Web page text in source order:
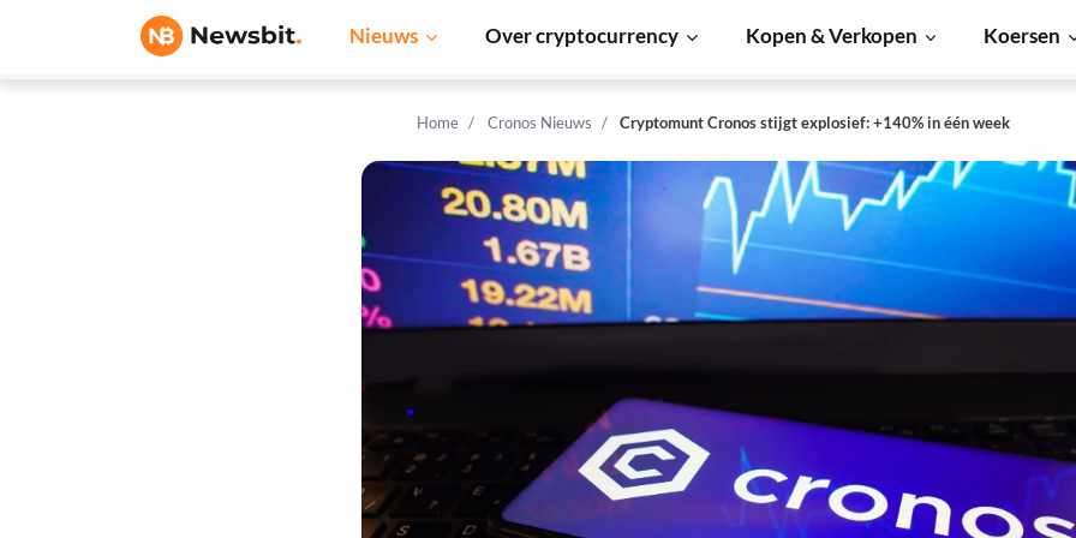
Nieuws Over cryptocurrency Kopen & Verkopen Koersen
Home Cronos Nieuws Cryptomunt Cronos stijgt explosief: +140% in één week